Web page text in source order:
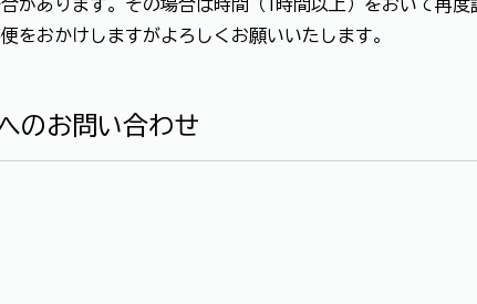
があります。その場合は時間（1時間以上）をおいて再
をおかけしますがよろしくお願いいたします。
のお問い合わせ